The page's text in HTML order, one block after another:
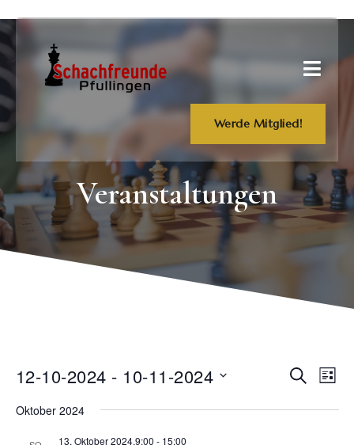
Werde Mitglied!
Veranstaltungen
SucheListe
12-10-2024 - 10-11-2024
wählen.
Oktober 2024
13. Oktober 2024,9:00 - 15:00